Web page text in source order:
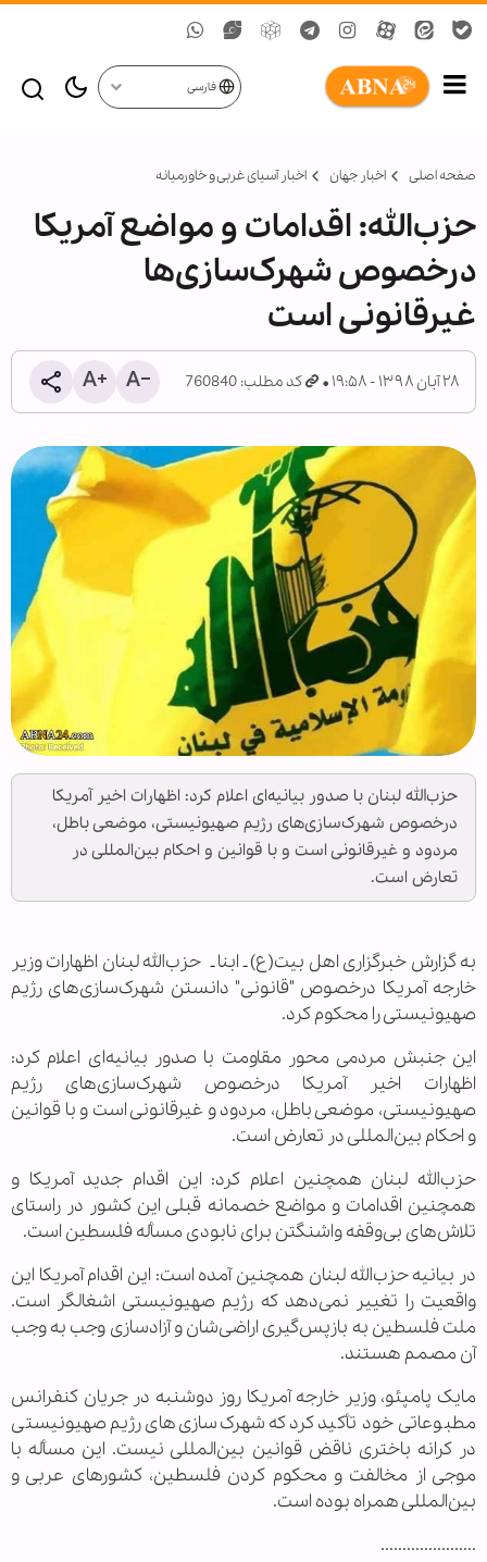
فارسی
صفحه اصلی اخبار جهان اخبار آسیای غربی و خاورمیانه
حزب‌الله: اقدامات و مواضع آمریکا
درخصوص شهرک‌سازی‌ها
غیرقانونی است
۲۸ آبان ۱۳۹۸ - ۱۹:۵۸ کد مطلب: 760840
حزب‌الله لبنان با صدور بیانیه‌ای اعلام کرد: اظهارات اخیر آمریکا
درخصوص شهرک‌سازی‌های رژیم صهیونیستی، موضعی باطل،
مردود و غیرقانونی است و با قوانین و احکام بین‌المللی در
تعارض است.
به گزارش خبرگزاری اهل بیت(ع) ـ ابنا ـ حزب‌الله لبنان اظهارات وزیر
خارجه آمریکا درخصوص "قانونی" دانستن شهرک‌سازی‌های رژیم
صهیونیستی را محکوم کرد.
این جنبش مردمی محور مقاومت با صدور بیانیه‌ای اعلام کرد:
اظهارات اخیر آمریکا درخصوص شهرک‌سازی‌های رژیم
صهیونیستی، موضعی باطل، مردود و غیرقانونی است و با قوانین
و احکام بین‌المللی در تعارض است.
حزب‌الله لبنان همچنین اعلام کرد: این اقدام جدید آمریکا و
همچنین اقدامات و مواضع خصمانه قبلی این کشور در راستای
تلاش‌های بی‌وقفه واشنگتن برای نابودی مسأله فلسطین است.
در بیانیه حزب‌الله لبنان همچنین آمده است: این اقدام آمریکا این
واقعیت را تغییر نمی‌دهد که رژیم صهیونیستی اشغالگر است.
ملت فلسطین به بازپس‌گیری اراضی‌شان و آزادسازی وجب به وجب
آن مصمم هستند.
مایک پامپئو، وزیر خارجه آمریکا روز دوشنبه در جریان کنفرانس
مطبوعاتی خود تأکید کرد که شهرک‌سازی‌های رژیم صهیونیستی
در کرانه باختری ناقض قوانین بین‌المللی نیست. این مسأله با
موجی از مخالفت و محکوم کردن فلسطین، کشورهای عربی و
بین‌المللی همراه بوده است.
......................